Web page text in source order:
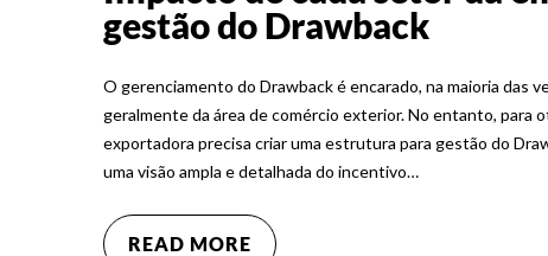
gestão do Drawback
O gerenciamento do Drawback é encarado, na maioria das
geralmente da área de comércio exterior. No entanto, para
exportadora precisa criar uma estrutura para gestão do
uma visão ampla e detalhada do incentivo…
READ MORE